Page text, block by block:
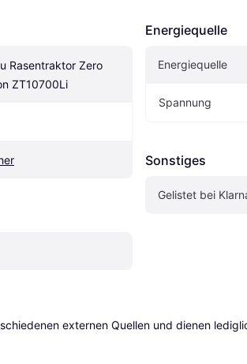
Rasentraktor Zero
ZT10700Li
Energiequelle
Energiequelle
Spannung
Sonstiges
Gelistet bei
externen Quellen und dienen